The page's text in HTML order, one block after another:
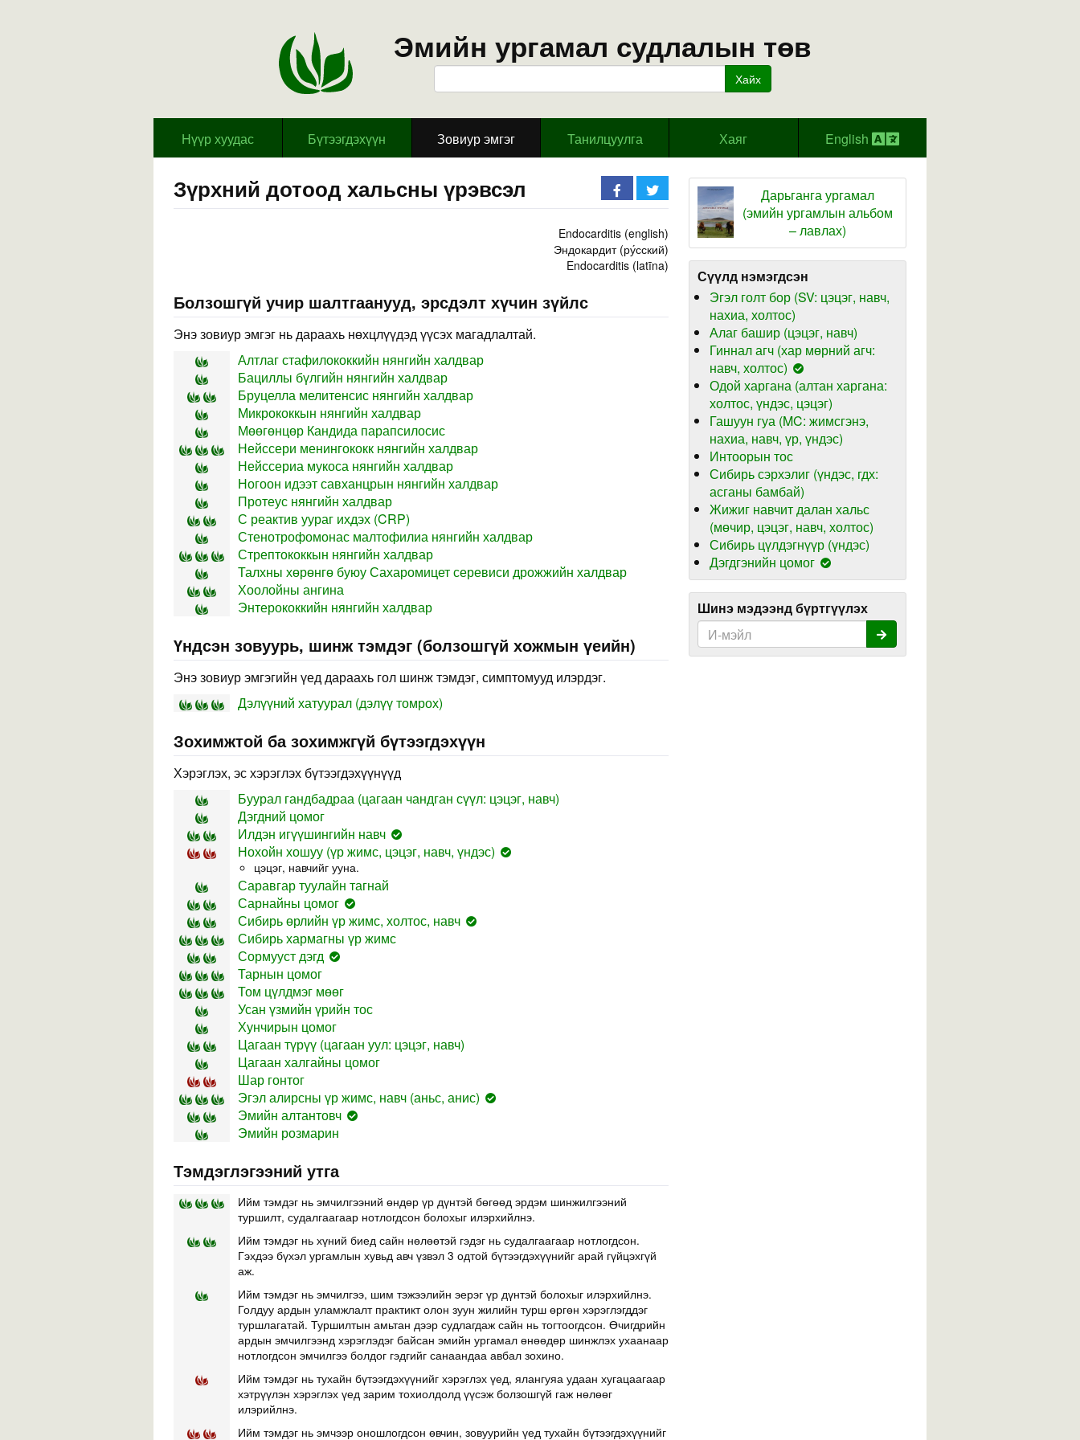
Эмийн ургамал судлалын төв
Хайх
Hүүр хуудас Бүтээгдэхүүн Зовиур эмгэг Танилцуулга Хаяг English
Зүрхний дотоод хальсны үрэвсэл
Endocarditis (english)
Эндокардит (ру́сский)
Endocarditis (latīna)
Болзошгүй учир шалтгаанууд, эрсдэлт хүчин зүйлс
Энэ зовиур эмгэг нь дараахь нөхцлүүдэд үүсэх магадлалтай.
Алтлаг стафилококкийн нянгийн халдвар
Бациллы бүлгийн нянгийн халдвар
Бруцелла мелитенсис нянгийн халдвар
Микрококкын нянгийн халдвар
Мөөгөнцөр Кандида парапсилосис
Нейссери менингококк нянгийн халдвар
Нейссериа мукоса нянгийн халдвар
Ногоон идээт савханцрын нянгийн халдвар
Протеус нянгийн халдвар
С реактив уураг ихдэх (CRP)
Стенотрофомонас малтофилиа нянгийн халдвар
Стрептококкын нянгийн халдвар
Талхны хөрөнгө буюу Сахаромицет серевиси дрожжийн халдвар
Хоолойны ангина
Энтерококкийн нянгийн халдвар
Үндсэн зовуурь, шинж тэмдэг (болзошгүй хожмын үеийн)
Энэ зовиур эмгэгийн үед дараахь гол шинж тэмдэг, симптомууд илэрдэг.
Дэлүүний хатуурал (дэлүү томрох)
Зохимжтой ба зохимжгүй бүтээгдэхүүн
Хэрэглэх, эс хэрэглэх бүтээгдэхүүнүүд
Буурал гандбадраа (цагаан чандган сүүл: цэцэг, навч)
Дэгдний цомог
Илдэн игүүшингийн навч
Нохойн хошуу (үр жимс, цэцэг, навч, үндэс)
цэцэг, навчийг ууна.
Саравгар туулайн тагнай
Сарнайны цомог
Сибирь өрлийн үр жимс, холтос, навч
Сибирь хармагны үр жимс
Сормууст дэгд
Тарнын цомог
Том цүлдмэг мөөг
Усан үзмийн үрийн тос
Хунчирын цомог
Цагаан түрүү (цагаан уул: цэцэг, навч)
Цагаан халгайны цомог
Шар гонтог
Эгэл алирсны үр жимс, навч (аньс, анис)
Эмийн алтантовч
Эмийн розмарин
Тэмдэглэгээний утга
Ийм тэмдэг нь эмчилгээний өндөр үр дүнтэй бөгөөд эрдэм шинжилгээний
туршилт, судалгаагаар нотлогдсон болохыг илэрхийлнэ.
Ийм тэмдэг нь хүний биед сайн нөлөөтэй гэдэг нь судалгаагаар нотлогдсон.
Гэхдээ бүхэл ургамлын хувьд авч үзвэл 3 одтой бүтээгдэхүүнийг арай гүйцэхгүй
аж.
Ийм тэмдэг нь эмчилгээ, шим тэжээлийн эерэг үр дүнтэй болохыг илэрхийлнэ.
Голдуу ардын уламжлалт практикт олон зуун жилийн турш өргөн хэрэглэгддэг
туршлагатай. Туршилтын амьтан дээр судлагдаж сайн нь тогтоогдсон. Өчигдрийн
ардын эмчилгээнд хэрэглэдэг байсан эмийн ургамал өнөөдөр шинжлэх ухаанаар
нотлогдсон эмчилгээ болдог гэдгийг санаандаа авбал зохино.
Ийм тэмдэг нь тухайн бүтээгдэхүүнийг хэрэглэх үед, ялангуяа удаан хугацаагаар
хэтрүүлэн хэрэглэх үед зарим тохиолдолд үүсэж болзошгүй гаж нөлөөг
илэрийлнэ.
Ийм тэмдэг нь эмчээр оношлогдсон өвчин, зовуурийн үед тухайн бүтээгдэхүүнийг
Дарьганга ургамал
(эмийн ургамлын альбом
– лавлах)
Сүүлд нэмэгдсэн
Эгэл голт бор (SV: цэцэг, навч,
нахиа, холтос)
Алаг башир (цэцэг, навч)
Гиннал агч (хар мөрний агч:
навч, холтос)
Одой харгана (алтан харгана:
холтос, үндэс, цэцэг)
Гашуун гуа (MC: жимсгэнэ,
нахиа, навч, үр, үндэс)
Интоорын тос
Сибирь сэрхэлиг (үндэс, гдх:
асганы бамбай)
Жижиг навчит далан хальс
(мөчир, цэцэг, навч, холтос)
Сибирь цүлдэгнүүр (үндэс)
Дэгдгэнийн цомог
Шинэ мэдээнд бүртгүүлэх